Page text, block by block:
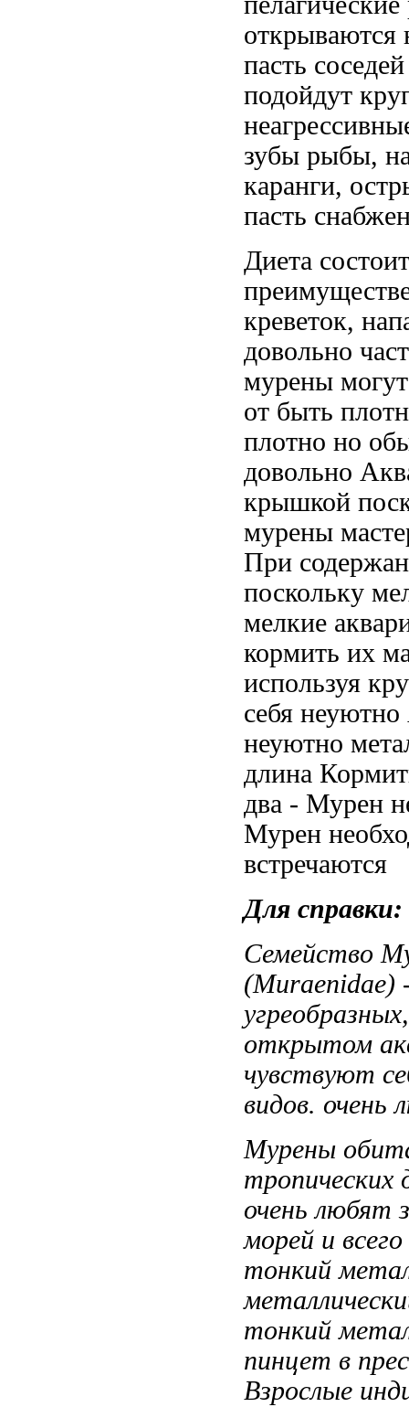
пасть
подойдут
зубы рыбы,
каранги,
пасть
Диета
креветок,
довольно
мурены
от быть
плотно но
довольно
крышкой
мурены
При
поскольку
мелкие
кормить их
используя
себя
неуютно
длина
два - Мурен
Мурен
встречаются
Для справки:
Семейство
(Muraenidae)
открытом
чувствуют
видов. очень
Мурены
тропических
очень любят
морей и
тонкий
тонкий
пинцет в
Взрослые